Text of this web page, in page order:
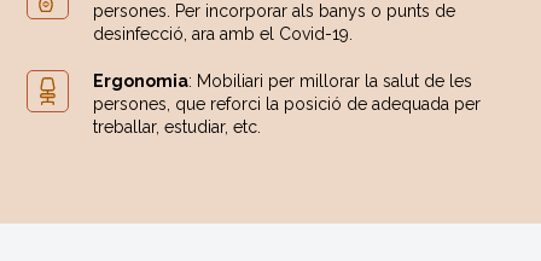
persones. Per incorporar als banys o punts de
desinfecció, ara amb el Covid-19.
Ergonomia: Mobiliari per millorar la salut de les
persones, que reforci la posició de adequada per
treballar, estudiar, etc.